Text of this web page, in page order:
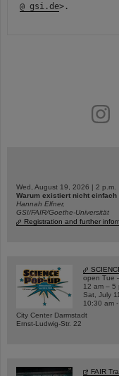
@ gsi.de>.
youtube
Wed, August 19, 2026 | 2 p.m.
Warum existiert nicht einfach
Hannah Elfner,
GSI/FAIR/Goethe-Universität
Registration and further
open Tue
12 am – 5
Sat, July 11,
10:30 am
City Center Darmstadt
Ernst-Ludwig-Str. 22
FAIR